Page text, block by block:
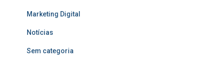
Marketing Digital
Notícias
Sem categoria